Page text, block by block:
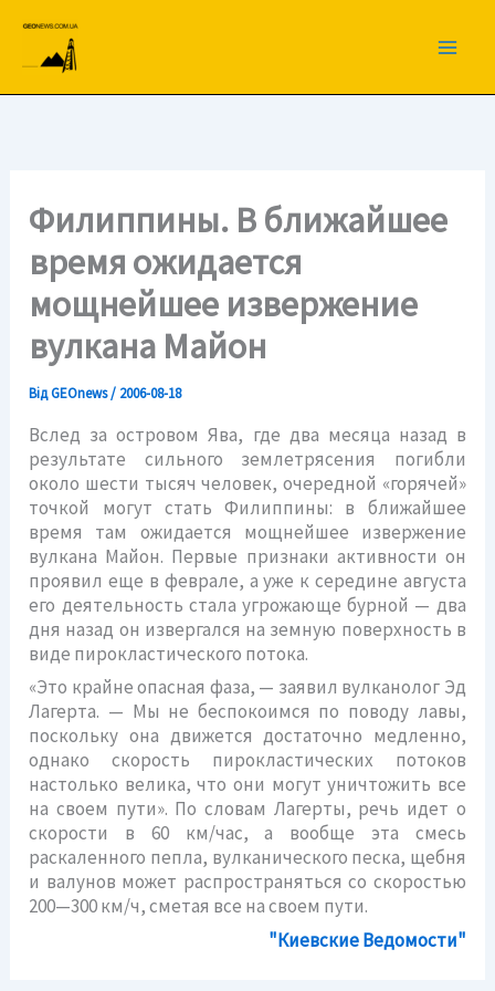
вмісту
Филиппины. В ближайшее
время ожидается
мощнейшее извержение
вулкана Майон
ВідGEOnews/ 2006-08-18
Вслед за островом Ява, где два месяца назад в
результате сильного землетрясения погибли
около шести тысяч человек, очередной «горячей»
точкой могут стать Филиппины: в ближайшее
время там ожидается мощнейшее извержение
вулкана Майон. Первые признаки активности он
проявил еще в феврале, а уже к середине августа
его деятельность стала угрожающе бурной — два
дня назад он извергался на земную поверхность в
виде пирокластического потока.
«Это крайне опасная фаза, — заявил вулканолог Эд
Лагерта. — Мы не беспокоимся по поводу лавы,
поскольку она движется достаточно медленно,
однако скорость пирокластических потоков
настолько велика, что они могут уничтожить все
на своем пути». По словам Лагерты, речь идет о
скорости в 60 км/час, а вообще эта смесь
раскаленного пепла, вулканического песка, щебня
и валунов может распространяться со скоростью
200—300 км/ч, сметая все на своем пути.
"Киевские Ведомости"